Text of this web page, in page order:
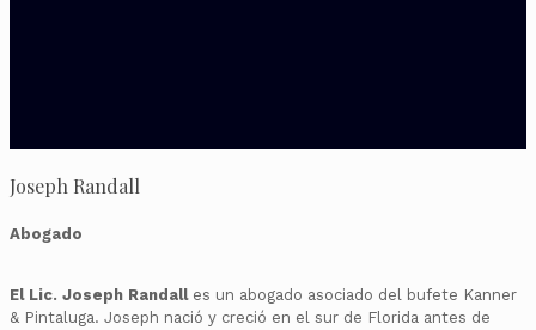
Joseph Randall
Abogado
El Lic. Joseph Randalles un abogado asociado del bufete Kanner
& Pintaluga. Joseph nació y creció en el sur de Florida antes de